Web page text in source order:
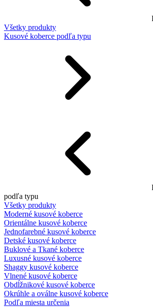
Všetky produkty
Kusové koberce podľa typu
podľa typu
Všetky produkty
Moderné kusové koberce
Orientálne kusové koberce
Jednofarebné kusové koberce
Detské kusové koberce
Buklové a Tkané koberce
Luxusné kusové koberce
Shaggy kusové koberce
Vlnené kusové koberce
Obdĺžnikové kusové koberce
Okrúhle a oválne kusové koberce
Podľa miesta určenia